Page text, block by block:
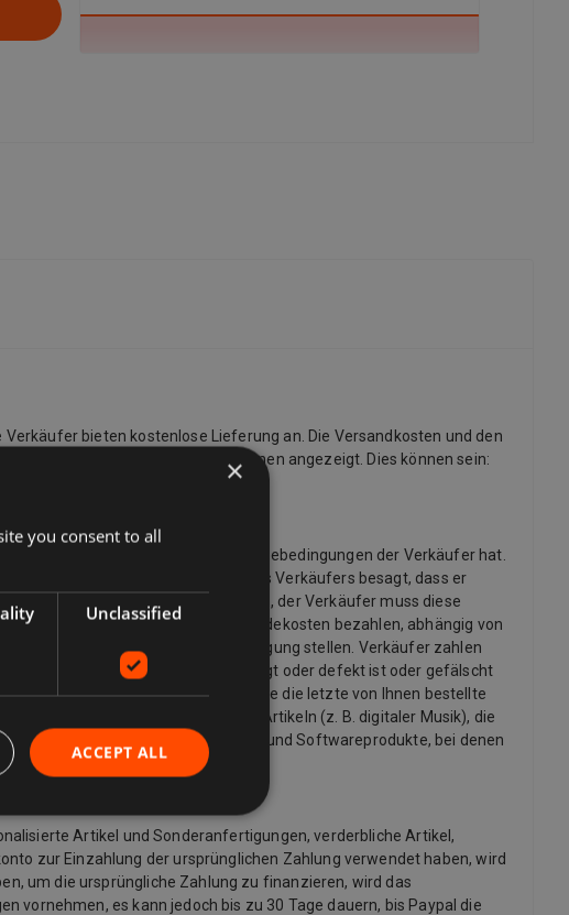
bieten kostenlose Lieferung an. Die Versandkosten und den
vollständige Liste der Lieferoptionen angezeigt. Dies können sein:
möchten und welche Rückgabebedingungen der Verkäufer hat.
wenn die Rückgaberichtlinie des Verkäufers besagt, dass er
eine Rücksendung anfordern, der Verkäufer muss diese
er möglicherweise die Rücksendekosten bezahlen, abhängig von
zur Verfügung stellen. Verkäufer zahlen
übereinstimmt, beschädigt oder defekt ist oder gefälscht
ab dem Tag zu stornieren, an dem Sie die letzte von Ihnen bestellte
mit Ausnahme von digitalen Artikeln (z. B. digitaler Musik), die
Sex- und Sinnlichkeitsprodukte und Softwareprodukte, bei denen
Artikel und Sonderanfertigungen, verderbliche Artikel,
zur Einzahlung der ursprünglichen Zahlung verwendet haben, wird
um die ursprüngliche Zahlung zu finanzieren, wird das
vornehmen, es kann jedoch bis zu 30 Tage dauern, bis Paypal die
×
you consent to all
Unclassified
ACCEPT ALL